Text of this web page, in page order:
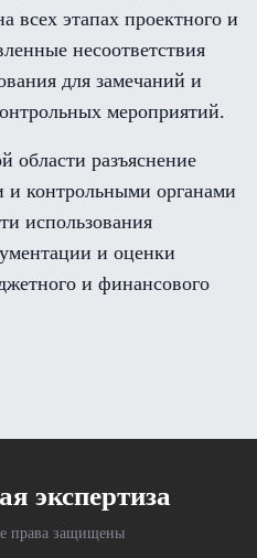
всех этапах проектного и
несоответствия
для замечаний и
мероприятий.
области разъяснение
и контрольными органами
использования
и оценки
и финансового
экспертиза
права защищены